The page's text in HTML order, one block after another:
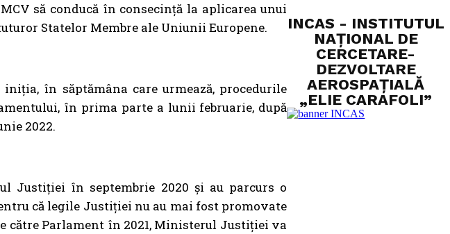
să conducă în consecință la aplicarea unui
Statelor Membre ale Uniunii Europene.
în săptămâna care urmează, procedurile
în prima parte a lunii februarie, după
2022.
Justiției în septembrie 2020 și au parcurs o
că legile Justiției nu au mai fost promovate
către Parlament în 2021, Ministerul Justiției va
INCAS - INSTITUTUL
NAȚIONAL DE
CERCETARE-
DEZVOLTARE
AEROSPAȚIALĂ
„ELIE CARAFOLI”